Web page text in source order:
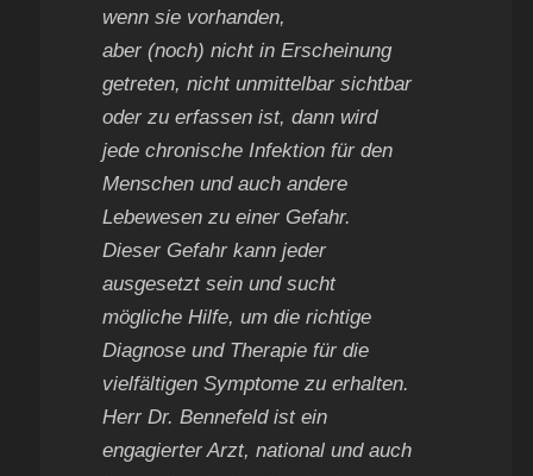
wenn sie vorhanden,
aber (noch) nicht in Erscheinung
getreten, nicht unmittelbar sichtbar
oder zu erfassen ist, dann wird
jede chronische Infektion für den
Menschen und auch andere
Lebewesen zu einer Gefahr.
Dieser Gefahr kann jeder
ausgesetzt sein und sucht
mögliche Hilfe, um die richtige
Diagnose und Therapie für die
vielfältigen Symptome zu erhalten.
Herr Dr. Bennefeld ist ein
engagierter Arzt, national und auch